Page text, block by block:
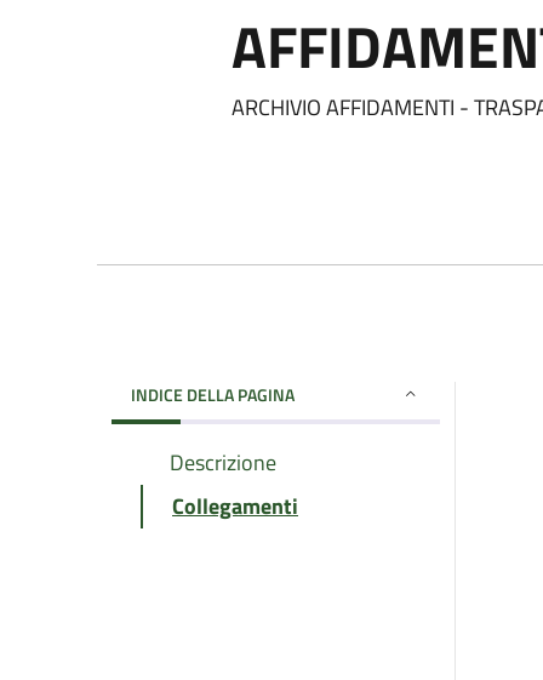
ARCHIVIO AFFIDAMENTI -
INDICE DELLA PAGINA
Descrizione
Collegamenti